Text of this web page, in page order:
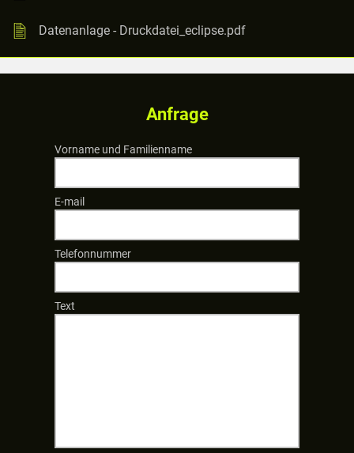
Datenanlage - Druckdatei_eclipse.pdf
Anfrage
Vorname und Familienname
E-mail
Telefonnummer
Text